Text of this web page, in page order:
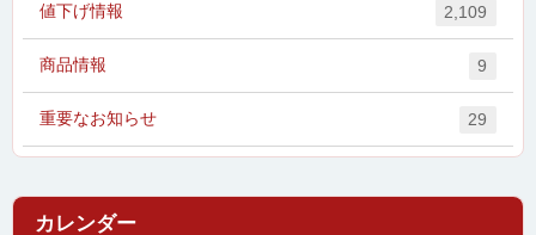
値下げ情報 2,109
商品情報 9
重要なお知らせ 29